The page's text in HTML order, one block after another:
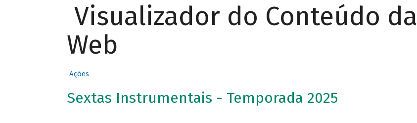
Visualizador do Conteúdo da
Web
Ações
Sextas Instrumentais - Temporada 2025